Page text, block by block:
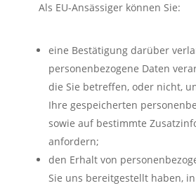
Als EU-Ansässiger können Sie:
eine Bestätigung darüber
personenbezogene Daten
die Sie betreffen, oder nicht,
Ihre gespeicherten
sowie auf bestimmte
anfordern;
den Erhalt von
Sie uns bereitgestellt haben,